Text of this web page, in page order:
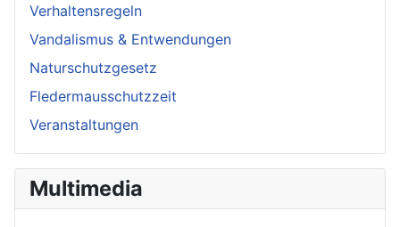
Verhaltensregeln
Vandalismus & Entwendungen
Naturschutzgesetz
Fledermausschutzzeit
Veranstaltungen
Multimedia